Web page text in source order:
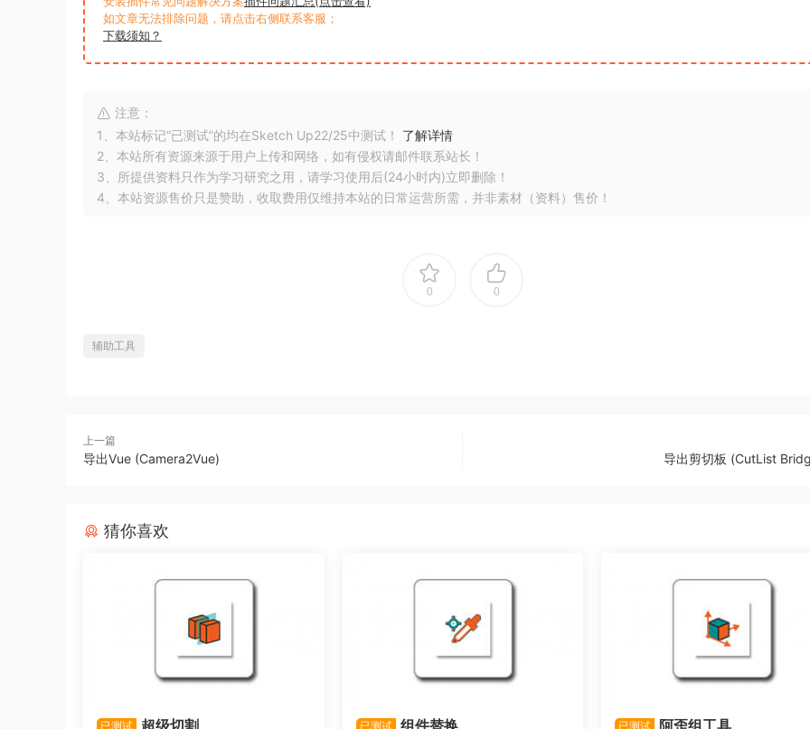
如文章无法排除问题，请点击右侧联系客服；
下载须知？
注意：
1、本站标记“已测试”的均在Sketch Up22/25中测试！ 了解详情
2、本站所有资源来源于用户上传和网络，如有侵权请邮件联系站长！
3、所提供资料只作为学习研究之用，请学习使用后(24小时内)立即删除！
4、本站资源售价只是赞助，收取费用仅维持本站的日常运营所需，并非素材（资料）售价！
0 0
辅助工具
上一篇
导出Vue (Camera2Vue) 导出剪切板 (CutList
猜你喜欢
已测试 超级切割 已测试 组件替换 已测试 阿歪组工具